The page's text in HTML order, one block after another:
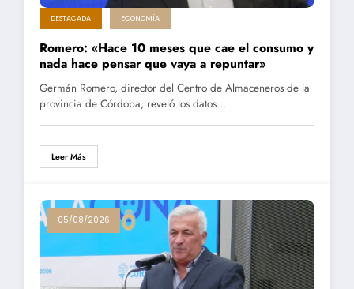
DESTACADA ECONOMÍA
Romero: «Hace 10 meses que cae el consumo y
nada hace pensar que vaya a repuntar»
Germán Romero, director del Centro de Almaceneros de la
provincia de Córdoba, reveló los datos…
Leer Más
05/08/2026